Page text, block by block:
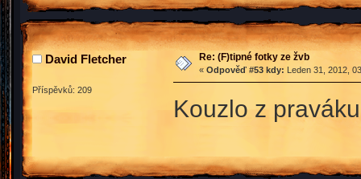
David Fletcher
Příspěvků: 209
Re: (F)tipné fotky ze žvb
« Odpověď #53 kdy: Leden 31, 2012,
Kouzlo z